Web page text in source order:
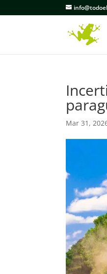
Mar 31,